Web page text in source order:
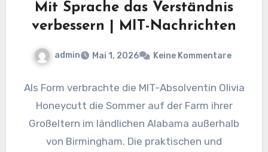
Mit Sprache das Verständnis
verbessern | MIT-Nachrichten
admin Mai 1, 2026 Keine Kommentare
Als Form verbrachte die MIT-Absolventin Olivia
Honeycutt die Sommer auf der Farm ihrer
Großeltern im ländlichen Alabama außerhalb
von Birmingham. Die praktischen und